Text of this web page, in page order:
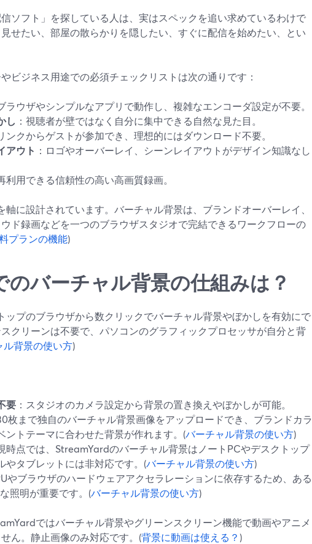
信ソフト」を探している人は、実はスペックを追い求めているわけで
せたい、部屋の散らかりを隠したい、すぐに配信を始めたい、とい
ビジネス用途での必須チェックリストは次の通りです：
ラウザやシンプルなアプリで動作し、複雑なエンコーダ設定が不要。
し ：視聴者が壁ではなく自分に集中できる自然な見た目。
ンクからゲストが参加でき、理想的にはダウンロード不要。
アウト ：ロゴやオーバーレイ、シーンレイアウトがデザイン知識なし
利用できる信頼性の高い高画質録画。
に設計されています。バーチャル背景は、ブランドオーバーレイ、
ド録画などを一つのブラウザスタジオで完結できるワークフローの
プランの機能)
のバーチャル背景の仕組みは？
ップのブラウザから数クリックでバーチャル背景やぼかしを有効にで
クリーンは不要で、パソコンのグラフィックプロセッサが自分と背
ル背景の使い方)
要 ：スタジオのカメラ設定から背景の置き換えやぼかしが可能。
枚まで独自のバーチャル背景画像をアップロードでき、ブランドカラ
ントテーマに合わせた背景が作れます。(バーチャル背景の使い方)
時点では、StreamYardのバーチャル背景はノートPCやデスクトップ
やタブレットには非対応です。(バーチャル背景の使い方)
やブラウザのハードウェアアクセラレーションに依存するため、ある
照明が重要です。(バーチャル背景の使い方)
ではバーチャル背景やグリーンスクリーン機能で動画やアニメ
ん。静止画像のみ対応です。(背景に動画は使える？ )